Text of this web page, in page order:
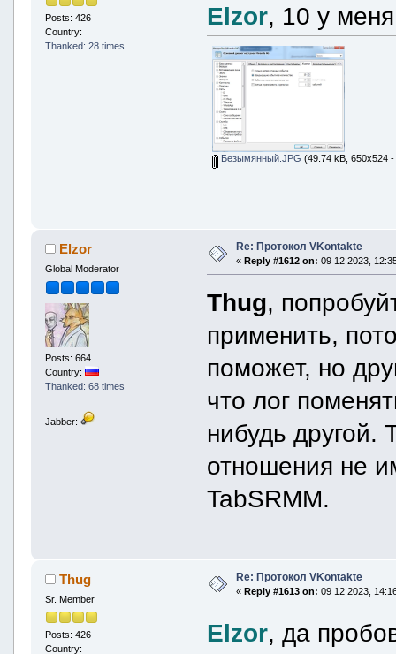
Posts: 426
Country:
Thanked: 28 times
Elzor, 10 у
Безымянный.JPG (49.74 kB, 650x524
Elzor
Global Moderator
Posts: 664
Country:
Thanked: 68 times
Jabber:
Re: Протокол VKontakte
« Reply #1612 on: 09 12 2023,
Thug,
применить,
поможет, но
что лог
нибудь другой.
отношения не
TabSRMM.
Thug
Sr. Member
Posts: 426
Country:
Re: Протокол VKontakte
« Reply #1613 on: 09 12 2023,
Elzor, да